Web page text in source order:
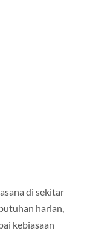
di sekitar
harian,
kebiasaan